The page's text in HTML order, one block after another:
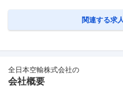
要： アジア航測は「空からの測量」
ータを元に国土強靭化、社会インフラ
関連する求
全日本空輸株式会社の
会社概要